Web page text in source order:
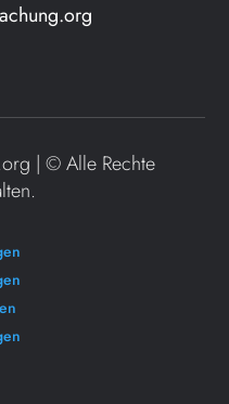
| ©Alle Rechte